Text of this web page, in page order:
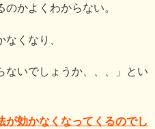
のかよくわからない。
くなり、
ないでしょうか、、、」とい
が効かなくなってくるのでし